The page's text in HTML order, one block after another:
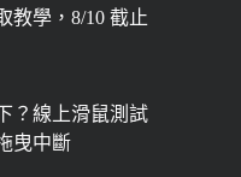
教學，8/10 截止
？線上滑鼠測試
曳中斷